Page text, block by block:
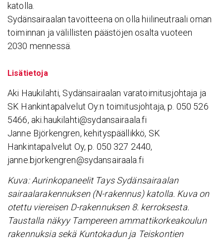
katolla.
Sydänsairaalan tavoitteena on olla hiilineutraali oman
toiminnan ja välillisten päästöjen osalta vuoteen
2030 mennessä.
Lisätietoja
Aki Haukilahti, Sydänsairaalan varatoimitusjohtaja ja
SK Hankintapalvelut Oy:n toimitusjohtaja, p. 050 526
5466, aki.haukilahti@sydansairaala.fi
Janne Björkengren, kehityspäällikkö, SK
Hankintapalvelut Oy, p. 050 327 2440,
janne.bjorkengren@sydansairaala.fi
Kuva: Aurinkopaneelit Tays Sydänsairaalan
sairaalarakennuksen (N-rakennus) katolla. Kuva on
otettu viereisen D-rakennuksen 8. kerroksesta.
Taustalla näkyy Tampereen ammattikorkeakoulun
rakennuksia sekä Kuntokadun ja Teiskontien